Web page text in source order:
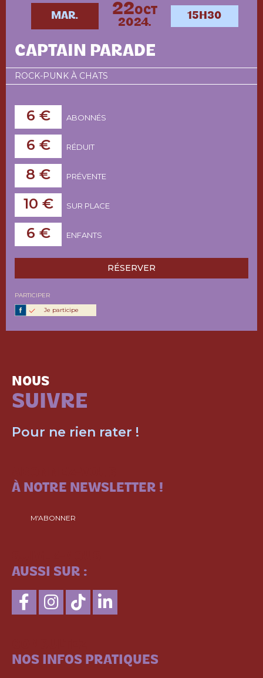
MAR. 22OCT
2024.
15H30
CAPTAIN PARADE
ROCK-PUNK À CHATS
6 € ABONNÉS
6 € RÉDUIT
8 € PRÉVENTE
10 € SUR PLACE
6 € ENFANTS
RÉSERVER
PARTICIPER
Je participe
NOUS
SUIVRE
Pour ne rien rater !
À NOTRE NEWSLETTER !
M'ABONNER
AUSSI SUR :
NOS INFOS PRATIQUES